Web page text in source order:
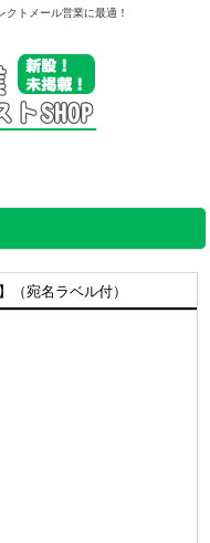
トメール営業に最適！
（宛名ラベル付）